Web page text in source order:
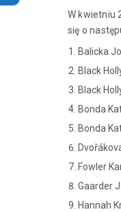
W kwietniu
się o
Balicka
Black
Black
Bonda
Bonda
Fowler
Gaarder
Hannah